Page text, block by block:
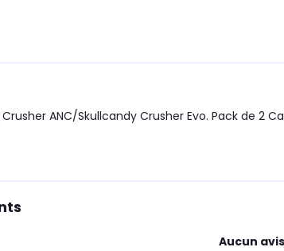
ANC/Skullcandy Crusher Evo. Pack de 2
Aucun